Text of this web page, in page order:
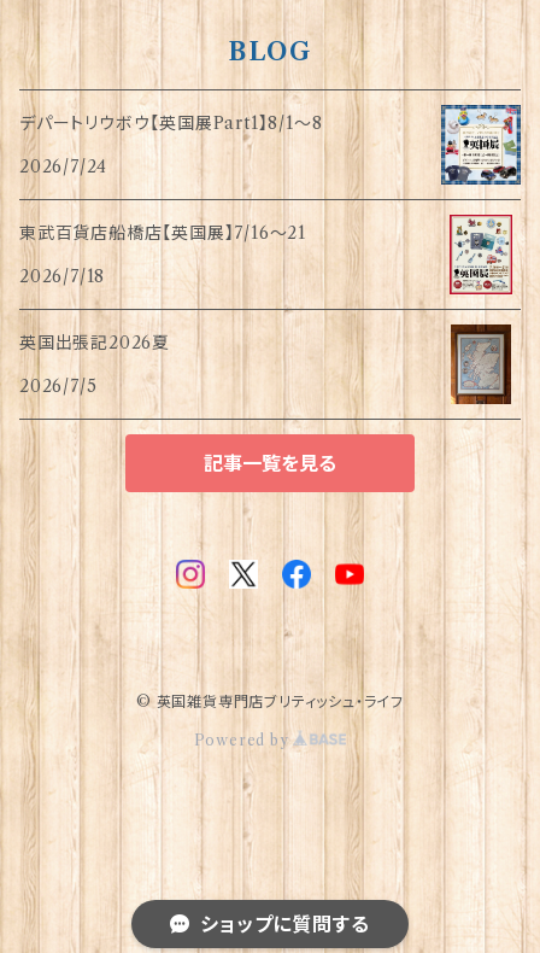
ショップに質問する
BLOG
デパートリウボウ【英国展Part1】8/1〜8
2026/7/24
東武百貨店船橋店【英国展】7/16～21
2026/7/18
英国出張記2026夏
2026/7/5
記事一覧を見る
© 英国雑貨専門店ブリティッシュ・ライフ
Powered by